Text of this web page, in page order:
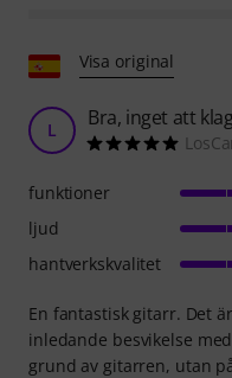
Visa original
L Bra, inget att
En fantastisk gitarr. Det
inledande besvikelse
grund av gitarren, utan
funktioner
ljud
hantverkskvalitet